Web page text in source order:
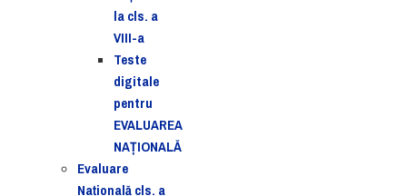
la cls. a
VIII-a
Teste
digitale
pentru
EVALUAREA
NAȚIONALĂ
Evaluare
Naţională cls. a